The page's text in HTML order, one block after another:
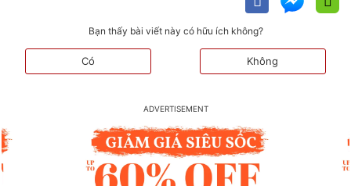
Bạn thấy bài viết này có hữu ích không?
Có Không